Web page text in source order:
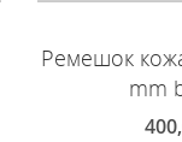
Ремешок
mm